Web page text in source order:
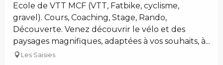
Ecole de VTT MCF (VTT, Fatbike, cyclisme,
gravel). Cours, Coaching, Stage, Rando,
Découverte. Venez découvrir le vélo et des
paysages magnifiques, adaptées à vos souhaits, à...
Les Saisies